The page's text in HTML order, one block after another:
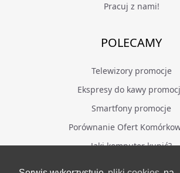
Pracuj z nami!
POLECAMY
Telewizory promocje
Ekspresy do kawy
Smartfony promocje
Porównanie Ofert
Jaki komputer kupić?